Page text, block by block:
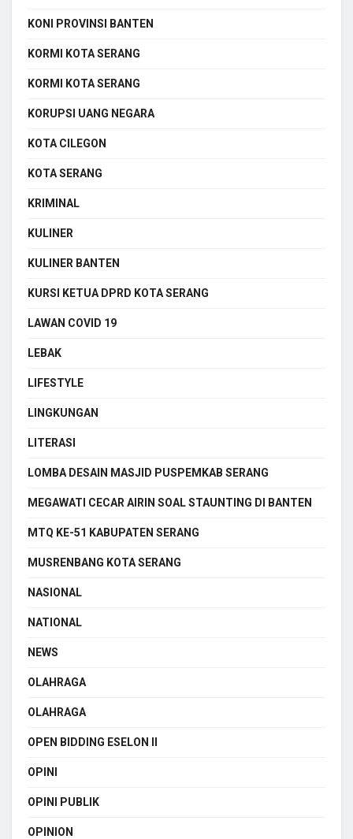
KONI PROVINSI BANTEN
KORMI KOTA SERANG
KORMI KOTA SERANG
KORUPSI UANG NEGARA
KOTA CILEGON
KOTA SERANG
KRIMINAL
KULINER
KULINER BANTEN
KURSI KETUA DPRD KOTA SERANG
LAWAN COVID 19
LEBAK
LIFESTYLE
LINGKUNGAN
LITERASI
LOMBA DESAIN MASJID PUSPEMKAB SERANG
MEGAWATI CECAR AIRIN SOAL STAUNTING DI BANTEN
MTQ KE-51 KABUPATEN SERANG
MUSRENBANG KOTA SERANG
NASIONAL
NATIONAL
NEWS
OLAHRAGA
OLAHRAGA
OPEN BIDDING ESELON II
OPINI
OPINI PUBLIK
OPINION